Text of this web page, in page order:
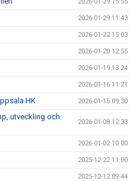
2026-01-29 11:43
2026-01-22 15:03
2026-01-20 12:55
2026-01-19 13:24
2026-01-16 11:21
HK 2026-01-15 09:30
utveckling och
2026-01-08 12:33
2026-01-02 10:00
2025-12-22 11:00
2025-12-12 09:44